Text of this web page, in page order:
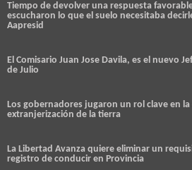
Tiempo de devolver una respuesta
escucharon lo que el suelo necesitaba
Aapresid
El Comisario Juan Jose Davila, es el nuevo
de Julio
Los gobernadores jugaron un rol clave en
extranjerización de la tierra
La Libertad Avanza quiere eliminar un
registro de conducir en Provincia